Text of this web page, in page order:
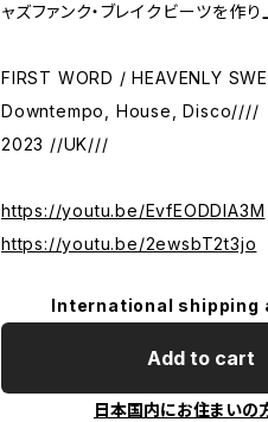
ャズファンク・ブレイクビーツを作
FIRST WORD / HEAVENLY
Downtempo, House, Disco////
2023 //UK///
https://youtu.be/EvfEODDlA3M
https://youtu.be/2ewsbT2t3jo
International shipping
Add to cart
日本国内にお住まいの